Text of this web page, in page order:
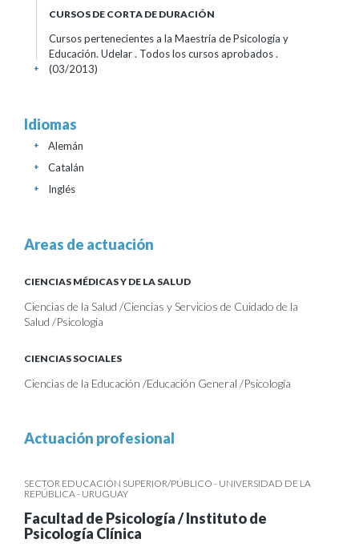
CURSOS DE CORTA DE DURACIÓN
Cursos pertenecientes a la Maestría de Psicología y
Educación. Udelar . Todos los cursos aprobados .
(03/2013)
+
Idiomas
Alemán
+
Catalán
+
Inglés
+
Areas de actuación
CIENCIAS MÉDICAS Y DE LA SALUD
Ciencias de la Salud /Ciencias y Servicios de Cuidado de la
Salud /Psicologia
CIENCIAS SOCIALES
Ciencias de la Educación /Educación General /Psicología
Actuación profesional
SECTOR EDUCACIÓN SUPERIOR/PÚBLICO - UNIVERSIDAD DE LA
REPÚBLICA - URUGUAY
Facultad de Psicología / Instituto de
Psicología Clínica